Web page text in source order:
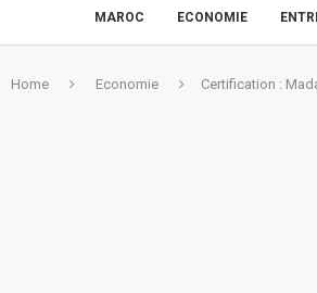
MAROC ECONOMIE
Home Economie Certification :